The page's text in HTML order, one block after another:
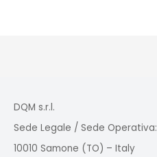
DQM s.r.l.
Sede Legale / Sede Operativa:
10010 Samone (TO) – Italy